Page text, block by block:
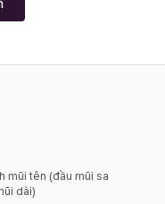
mũi tên (đầu mũi sa
dài)